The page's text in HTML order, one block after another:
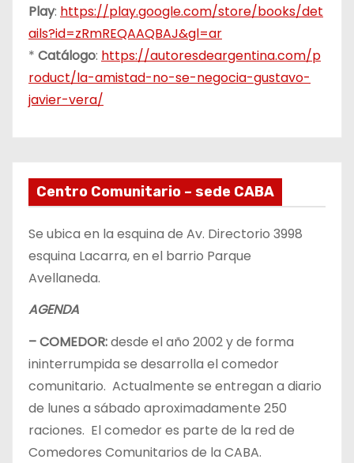
Play: https://play.google.com/store/books/det
ails?id=zRmREQAAQBAJ&gl=ar
* Catálogo: https://autoresdeargentina.com/p
roduct/la-amistad-no-se-negocia-gustavo-
javier-vera/
Centro Comunitario – sede CABA
Se ubica en la esquina de Av. Directorio 3998
esquina Lacarra, en el barrio Parque
Avellaneda.
AGENDA
– COMEDOR:desde el año 2002 y de forma
ininterrumpida se desarrolla el comedor
comunitario. Actualmente se entregan a diario
de lunes a sábado aproximadamente 250
raciones. El comedor es parte de la red de
Comedores Comunitarios de la CABA.